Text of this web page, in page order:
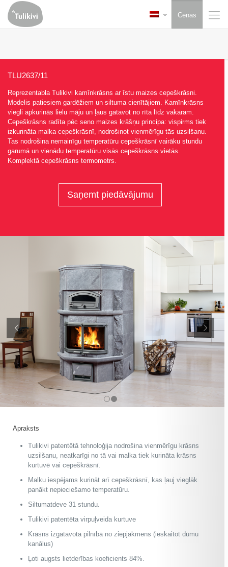
Cenas
TLU2637/11
Reprezentabla Tulikivi kamīnkrāsns ar īstu maizes cepeškrāsni.
Modelis patiesiem gardēžiem un siltuma cienītājiem. Kamīnkrāsns
viegli apkurinās lielu māju un ļaus gatavot no rīta līdz vakaram.
Cepeškrāsns radīta pēc seno maizes krāšņu principa: vispirms tiek
izkurināta malka cepeškrāsnī, nodrošinot vienmērīgu tās uzsilšanu.
Tas nodrošina nemainīgu temperatūru cepeškrāsnī vairāku stundu
garumā un vienādu temperatūru visās cepeškrāsns vietās.
Komplektā cepeškrāsns termometrs.
Saņemt piedāvājumu
Apraksts
Tulikivi patentētā tehnoloģija nodrošina vienmērīgu krāsns
uzsilšanu, neatkarīgi no tā vai malka tiek kurināta krāsns
kurtuvē vai cepeškrāsnī.
Malku iespējams kurināt arī cepeškrāsnī, kas ļauj vieglāk
panākt nepieciešamo temperatūru.
Siltumatdeve 31 stundu.
Tulikivi patentēta virpuļveida kurtuve
Krāsns izgatavota pilnībā no ziepjakmens (ieskaitot dūmu
kanālus)
Ļoti augsts lietderības koeficients 84%.